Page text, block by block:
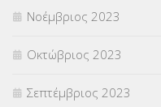
Νοέμβριος 2023
Οκτώβριος 2023
Σεπτέμβριος 2023